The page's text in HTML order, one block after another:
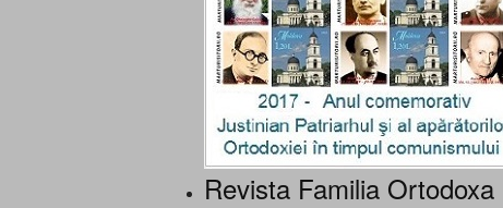
Revista Familia Ortodoxa